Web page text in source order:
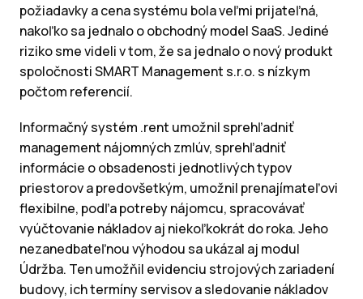
požiadavky a cena systému bola veľmi prijateľná,
nakoľko sa jednalo o obchodný model SaaS. Jediné
riziko sme videli v tom, že sa jednalo o nový produkt
spoločnosti SMART Management s.r.o. s nízkym
počtom referencií.
Informačný systém .rent umožnil sprehľadniť
management nájomných zmlúv, sprehľadniť
informácie o obsadenosti jednotlivých typov
priestorov a predovšetkým, umožnil prenajímateľovi
flexibilne, podľa potreby nájomcu, spracovávať
vyúčtovanie nákladov aj niekoľkokrát do roka. Jeho
nezanedbateľnou výhodou sa ukázal aj modul
Údržba. Ten umožňil evidenciu strojových zariadení
budovy, ich termíny servisov a sledovanie nákladov